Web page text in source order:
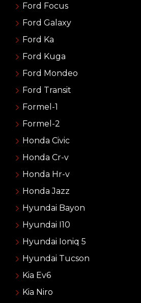
Ford Focus
Ford Galaxy
Ford Ka
Ford Kuga
Ford Mondeo
Ford Transit
Formel-1
Formel-2
Honda Civic
Honda Cr-v
Honda Hr-v
Honda Jazz
Hyundai Bayon
Hyundai I10
Hyundai Ioniq 5
Hyundai Tucson
Kia Ev6
Kia Niro